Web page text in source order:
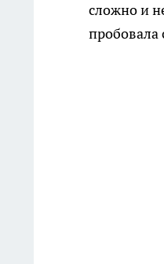
сложно и
пробовала